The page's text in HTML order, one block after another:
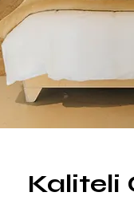
Kaliteli